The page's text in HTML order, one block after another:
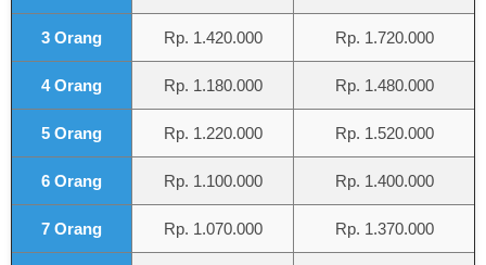
3 Orang Rp. 1.420.000 Rp. 1.720.000
4 Orang Rp. 1.180.000 Rp. 1.480.000
5 Orang Rp. 1.220.000 Rp. 1.520.000
6 Orang Rp. 1.100.000 Rp. 1.400.000
7 Orang Rp. 1.070.000 Rp. 1.370.000